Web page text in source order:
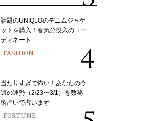
話題のUNIQLOのデニムジャケ
ットを購入！春気分投入のコー
ディネート
FASHION
当たりすぎて怖い！あなたの今
週の運勢（2/23〜3/1）を数秘
術占いで占います
FORTUNE